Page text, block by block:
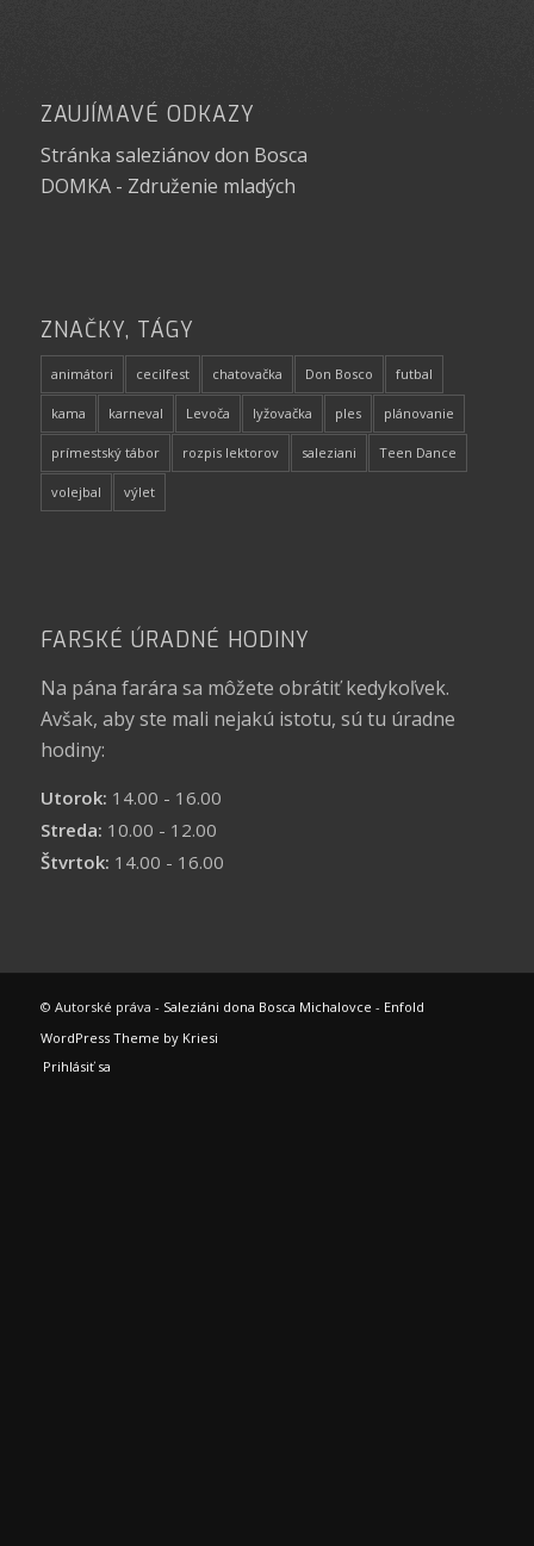
ZAUJÍMAVÉ ODKAZY
Stránka saleziánov don Bosca
DOMKA - Združenie mladých
ZNAČKY, TÁGY
animátori cecilfest chatovačka Don Bosco futbal
kama karneval Levoča lyžovačka ples plánovanie
prímestský tábor rozpis lektorov saleziani Teen Dance
volejbal výlet
FARSKÉ ÚRADNÉ HODINY
Na pána farára sa môžete obrátiť kedykoľvek.
Avšak, aby ste mali nejakú istotu, sú tu úradne
hodiny:
Utorok: 14.00 - 16.00
Streda: 10.00 - 12.00
Štvrtok: 14.00 - 16.00
© Autorské práva - Saleziáni dona Bosca Michalovce - Enfold
WordPress Theme by Kriesi
Prihlásiť sa